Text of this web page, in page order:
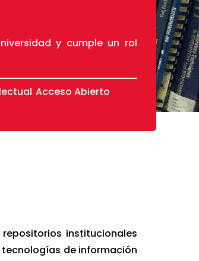
y cumple un rol
Acceso Abierto
institucionales
de información